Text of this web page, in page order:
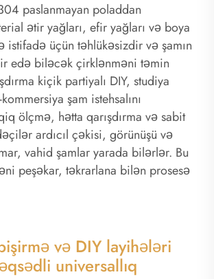
paslanmayan poladdan
ətir yağları, efir yağları və boya
istifadə üçün təhlükəsizdir və şamın
edə biləcək çirklənməni təmin
kiçik partiyalı DIY, studiya
şam istehsalını
ölçmə, hətta qarışdırma və sabit
ardıcıl çəkisi, görünüşü və
vahid şamlar yarada bilərlər. Bu
peşəkar, təkrarlana bilən prosesə
və DIY layihələri
universallıq